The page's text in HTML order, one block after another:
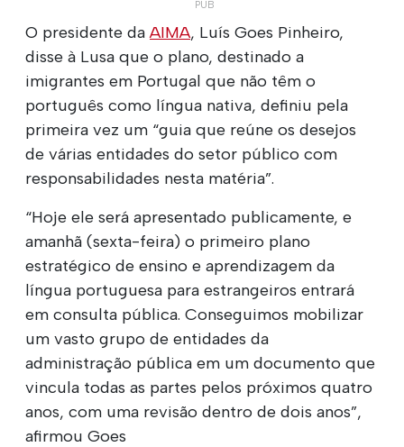
O presidente daAIMA, Luís Goes Pinheiro,
disse à Lusa que o plano, destinado a
imigrantes em Portugal que não têm o
português como língua nativa, definiu pela
primeira vez um “guia que reúne os desejos
de várias entidades do setor público com
responsabilidades nesta matéria”.
“Hoje ele será apresentado publicamente, e
amanhã (sexta-feira) o primeiro plano
estratégico de ensino e aprendizagem da
língua portuguesa para estrangeiros entrará
em consulta pública. Conseguimos mobilizar
um vasto grupo de entidades da
administração pública em um documento que
vincula todas as partes pelos próximos quatro
anos, com uma revisão dentro de dois anos”,
afirmou Goes